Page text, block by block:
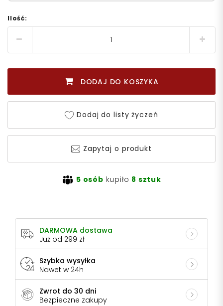
Ilość:
DODAJ DO KOSZYKA
Dodaj do listy życzeń
Zapytaj o produkt
5 osób kupiło 8 sztuk
DARMOWA dostawa
Już od 299 zł
Szybka wysyłka
Nawet w 24h
Zwrot do 30 dni
Bezpieczne zakupy